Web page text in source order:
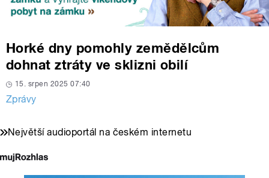
Horké dny pomohly zemědělcům
dohnat ztráty ve sklizni obilí
15. srpen 2025 07:40
Zprávy
Největší audioportál na českém internetu